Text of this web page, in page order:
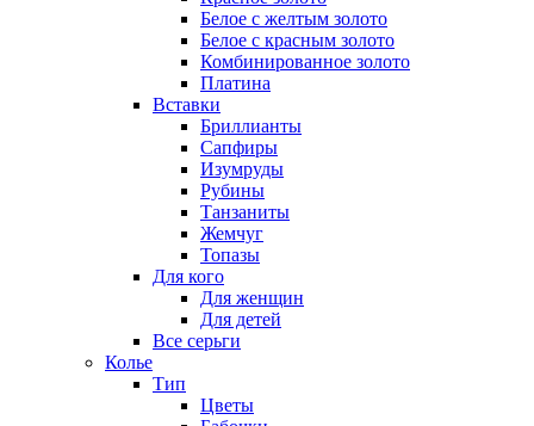
Белое с желтым золото
Белое с красным золото
Комбинированное золото
Платина
Вставки
Бриллианты
Сапфиры
Изумруды
Рубины
Танзаниты
Жемчуг
Топазы
Для кого
Для женщин
Для детей
Все серьги
Колье
Тип
Цветы